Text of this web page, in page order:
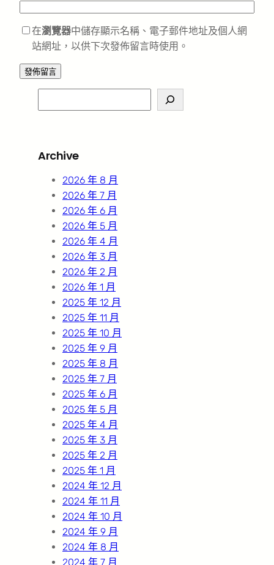
在瀏覽器中儲存顯示名稱、電子郵件地址及個人網
站網址，以供下次發佈留言時使用。
e
c
Archive
2026 年 8 月
2026 年 7 月
2026 年 6 月
2026 年 5 月
2026 年 4 月
2026 年 3 月
2026 年 2 月
2026 年 1 月
2025 年 12 月
2025 年 11 月
2025 年 10 月
2025 年 9 月
2025 年 8 月
2025 年 7 月
2025 年 6 月
2025 年 5 月
2025 年 4 月
2025 年 3 月
2025 年 2 月
2025 年 1 月
2024 年 12 月
2024 年 11 月
2024 年 10 月
2024 年 9 月
2024 年 8 月
2024 年 7 月